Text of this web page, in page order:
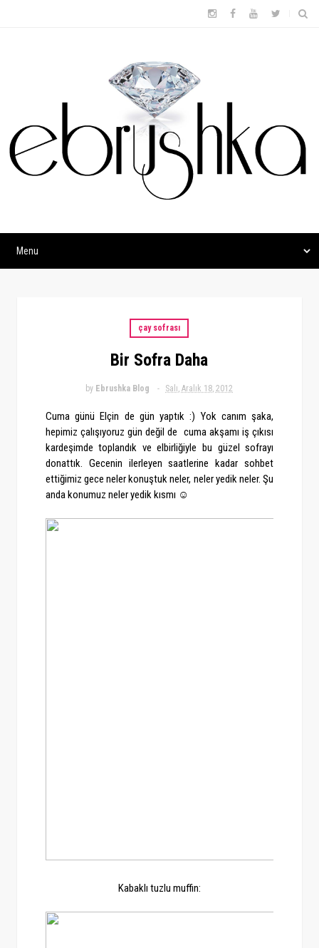
çay sofrası
Bir Sofra Daha
by Ebrushka Blog Salı, Aralık 18, 2012
Cuma günü Elçin de gün yaptık :) Yok canım şaka,
hepimiz çalışıyoruz gün değil de cuma akşamı iş çıkısı
kardeşimde toplandık ve elbirliğiyle bu güzel sofrayı
donattık. Gecenin ilerleyen saatlerine kadar sohbet
ettiğimiz gece neler konuştuk neler, neler yedik neler. Şu
anda konumuz neler yedik kısmı ☺
Kabaklı tuzlu muffin: